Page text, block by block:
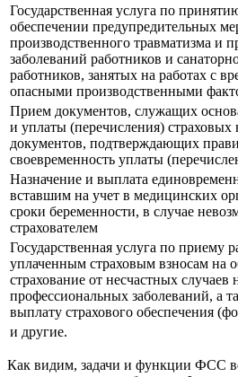
Государственная услуга по
обеспечении предупредительных
производственного травматизма и
заболеваний работников и
работников, занятых на работах с
опасными производственными
Прием документов, служащих
и уплаты (перечисления) страховых
документов, подтверждающих
своевременность уплаты
Назначение и выплата
вставшим на учет в медицинских
сроки беременности, в случае
страхователем
Государственная услуга по приему
уплаченным страховым взносам на
страхование от несчастных случаев
профессиональных заболеваний, а
выплату страхового обеспечения
и другие.
Как видим, задачи и функции ФСС